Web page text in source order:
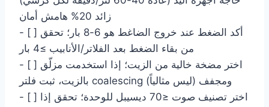
زائد 20% هامش أمان
- [ ] أكد الضغط عند خروج الضاغط هو 6-8 بار؛ تحقق
من بقاء الضغط بعد الفلاتر/الأنابيب ≥4 بار
- [ ] اختر مضخة خالية من الزيت؛ إذا استخدمت مزلّق
بالزيت، ثبت فلتر coalescing ومجفف (ليس مثالياً)
- [ ] اختر تصنيف صوت ≤70 ديسيبل للوحدة؛ تحقق إذا